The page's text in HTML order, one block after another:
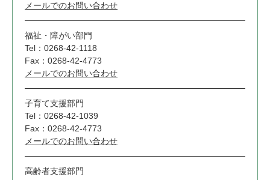
メールでのお問い合わせ
福祉・障がい部門
Tel：0268-42-1118
Fax：0268-42-4773
メールでのお問い合わせ
子育て支援部門
Tel：0268-42-1039
Fax：0268-42-4773
メールでのお問い合わせ
高齢者支援部門